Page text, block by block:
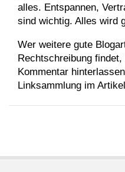
alles. Entspannen,
sind wichtig. Alles wird
Wer weitere gute
Rechtschreibung
Kommentar
Linksammlung im